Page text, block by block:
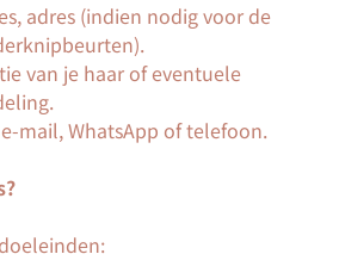
adres (indien nodig voor de
van je haar of eventuele
mail, WhatsApp of telefoon.